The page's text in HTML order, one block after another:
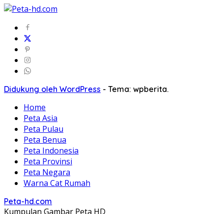
Didukung oleh WordPress - Tema: wpberita.
Home
Peta Asia
Peta Pulau
Peta Benua
Peta Indonesia
Peta Provinsi
Peta Negara
Warna Cat Rumah
Peta-hd.com
Kumpulan Gambar Peta HD